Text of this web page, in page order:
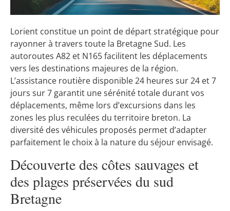
Lorient constitue un point de départ stratégique pour
rayonner à travers toute la Bretagne Sud. Les
autoroutes A82 et N165 facilitent les déplacements
vers les destinations majeures de la région.
L’assistance routière disponible 24 heures sur 24 et 7
jours sur 7 garantit une sérénité totale durant vos
déplacements, même lors d’excursions dans les
zones les plus reculées du territoire breton. La
diversité des véhicules proposés permet d’adapter
parfaitement le choix à la nature du séjour envisagé.
Découverte des côtes sauvages et
des plages préservées du sud
Bretagne